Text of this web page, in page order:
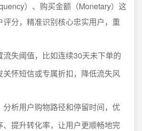
）、购买金额（Monetary）这
评分，精准识别核心忠实用户，重
流失阈值，比如连续30天未下单的
关怀短信或专属折扣，降低流失风
分析用户购物路径和停留时间，优
、提升转化率，让用户更顺畅地完